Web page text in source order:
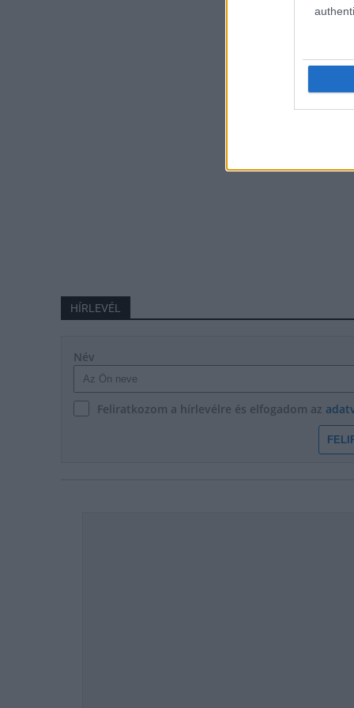
HÍRLEVÉL
Név
Feliratkozom a hírlevélre és elfogadom az